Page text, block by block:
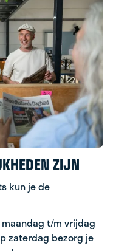
ZIJN
kun je de
t/m vrijdag
zaterdag bezorg je